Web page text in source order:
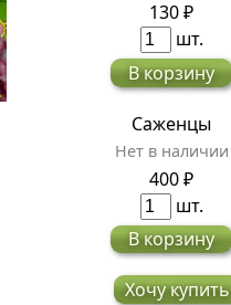
130 ₽
шт.
В корзину
Саженцы
Нет в наличии
400 ₽
шт.
В корзину
Хочу купить